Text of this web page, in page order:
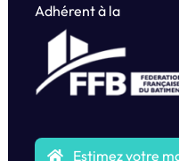
Adhérent à la
Estimez votre